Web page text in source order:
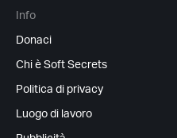
Info
Donaci
Chi è Soft Secrets
Politica di privacy
Luogo di lavoro